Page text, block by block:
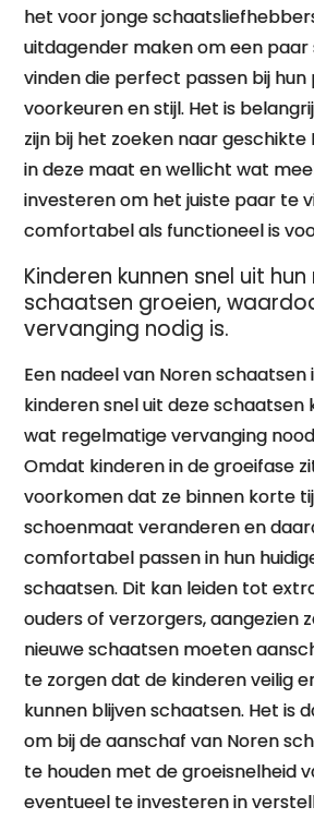
het voor jonge
uitdagender maken om een
vinden die perfect passen bij hun
voorkeuren en stijl. Het is
zijn bij het zoeken naar
in deze maat en wellicht wat
investeren om het juiste paar te
comfortabel als functioneel is
Kinderen kunnen snel uit
schaatsen groeien,
vervanging nodig is.
Een nadeel van Noren schaatsen
kinderen snel uit deze schaatsen
wat regelmatige vervanging
Omdat kinderen in de groeifase
voorkomen dat ze binnen korte
schoenmaat veranderen en
comfortabel passen in hun
schaatsen. Dit kan leiden tot
ouders of verzorgers, aangezien
nieuwe schaatsen moeten
te zorgen dat de kinderen veilig
kunnen blijven schaatsen. Het is
om bij de aanschaf van Noren
te houden met de groeisnelheid
eventueel te investeren in